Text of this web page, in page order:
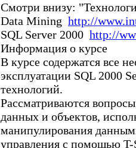
Смотри внизу:
Data Mining http://
SQL Server 2000 http://
Информация о курсе
В курсе содержатся все
эксплуатации SQL 2000
технологий.
Рассматриваются
данных и объектов,
манипулирования
управления с помощью T-